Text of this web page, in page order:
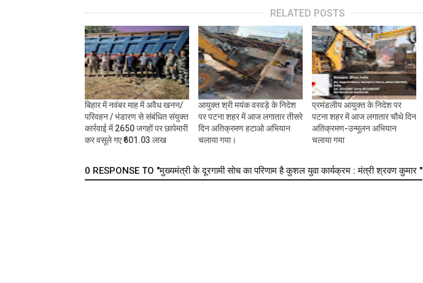
RELATED POSTS
बिहार में नवंबर माह में अवैध खनन/
परिवहन / भंडारण से संबंधित संयुक्त
कार्रवाई में 2650 जगहों पर छापेमारी
कर वसूले गए ₹601.03 लाख
आयुक्त श्री मयंक वरवड़े के निदेश
पर पटना शहर में आज लगातार तीसरे
दिन अतिक्रमण हटाओ अभियान
चलाया गया।
प्रमंडलीय आयुक्त के निदेश पर
पटना शहर में आज लगातार चौथे दिन
अतिक्रमण-उन्मूलन अभियान
चलाया गया
0 RESPONSE TO "मुख्यमंत्री के दूरगामी सोच का परिणाम है कुशल युवा कार्यक्रम : मंत्री श्रवण कुमार "